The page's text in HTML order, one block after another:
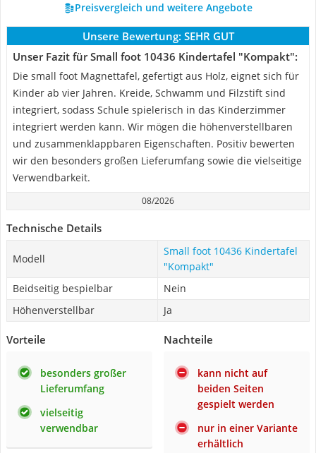
Preisvergleich und weitere Angebote
Unsere Bewertung: SEHR GUT
Unser Fazit für Small foot 10436 Kindertafel "Kompakt":
Die small foot Magnettafel, gefertigt aus Holz, eignet sich für
Kinder ab vier Jahren. Kreide, Schwamm und Filzstift sind
integriert, sodass Schule spielerisch in das Kinderzimmer
integriert werden kann. Wir mögen die höhenverstellbaren
und zusammenklappbaren Eigenschaften. Positiv bewerten
wir den besonders großen Lieferumfang sowie die vielseitige
Verwendbarkeit.
08/2026
Technische Details
Modell
Small foot 10436 Kindertafel
"Kompakt"
Beidseitig bespielbar
Nein
Höhenverstellbar
Ja
Vorteile
besonders großer
Lieferumfang
vielseitig
verwendbar
Nachteile
kann nicht auf
beiden Seiten
gespielt werden
nur in einer Variante
erhältlich